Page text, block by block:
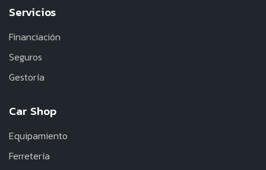
Servicios
Financiación
Seguros
Gestoría
Car Shop
Equipamiento
Ferretería